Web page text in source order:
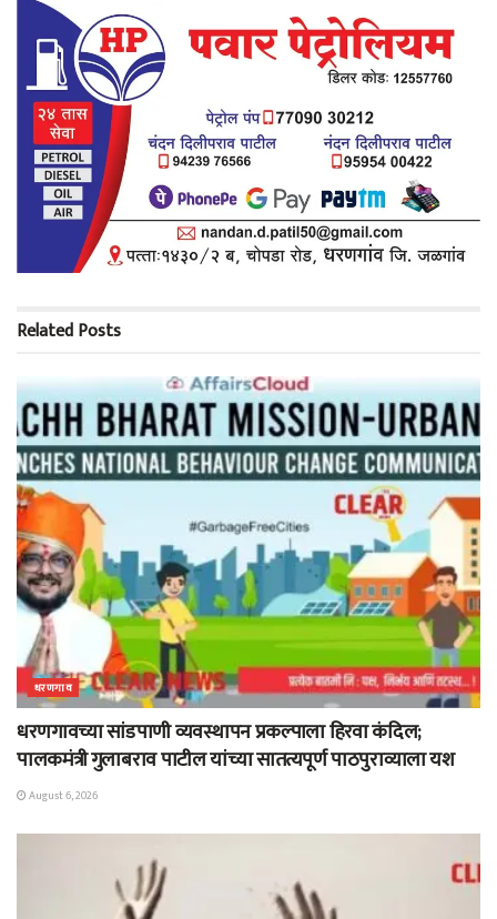
RelatedPosts
धरणगाव
धरणगावच्या सांडपाणी व्यवस्थापन प्रकल्पाला हिरवा कंदिल;
पालकमंत्री गुलाबराव पाटील यांच्या सातत्यपूर्ण पाठपुराव्याला यश
August 6, 2026